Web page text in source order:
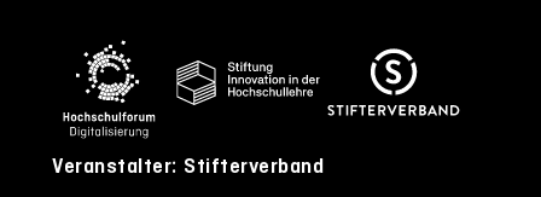
Veranstalter: Stifterverband